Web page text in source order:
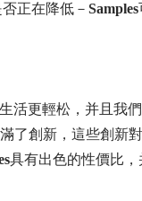
正在降低－ Samples
活更輕松，并且我
了創新，這些創新
具有出色的性價比